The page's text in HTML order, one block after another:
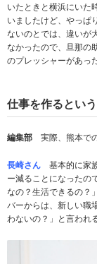
いたときと横浜にいた
いましたけど、やっぱ
ないのとでは、違いが
なかったので、旦那の
のプレッシャーがあっ
仕事を作るとい
編集部 実際、熊本で
長崎さん
基本的に家
ー減ることになったの
なの？生活できるの？
バーからは、新しい職
わないの？」と言われ